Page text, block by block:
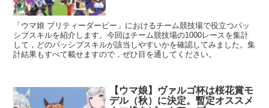
「ウマ娘 プリティーダービー」におけるチーム競技場で役立つパッ
シブスキルを紹介します。今回はチーム競技場の1000レースを集計
して，どのパッシブスキルが該当しやすいかを確認してみました。集
計結果もすべて載せますので，ぜひ目を通してください。
【ウマ娘】ヴァルゴ杯は桜花賞モ
デル（秋）に決定。暫定オススメ